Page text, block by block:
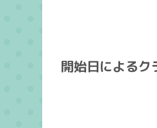
開始日によるク